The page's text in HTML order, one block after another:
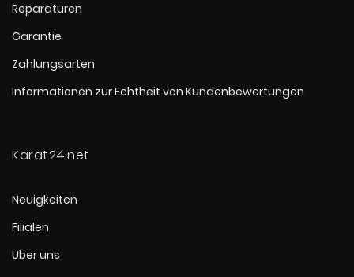
Reparaturen
Garantie
Zahlungsarten
Informationen zur Echtheit von Kundenbewertungen
Karat24.net
Neuigkeiten
Filialen
Über uns